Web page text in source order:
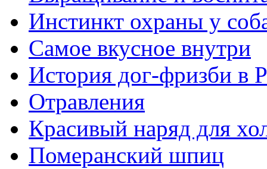
Инстинкт охраны у
Самое вкусное внутри
История дог-фризби в
Отравления
Красивый наряд для
Померанский шпиц